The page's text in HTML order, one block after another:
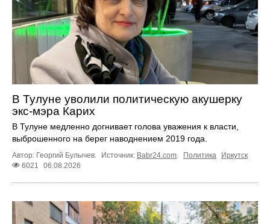
В Тулуне уволили политическую акушерку
экс-мэра Карих
В Тулуне медленно догнивает голова уважения к власти,
выброшенного на берег наводнением 2019 года.
Автор: Георгий Булычев. Источник: Babr24.com. Политика
Иркутск
6021
06.08.2026